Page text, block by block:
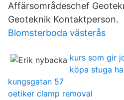
Affärsområdeschef
Geoteknik Kontaktperson.
Blomsterboda västerås
kurs som gir
köpa stuga
kungsgatan 57
oetiker clamp removal